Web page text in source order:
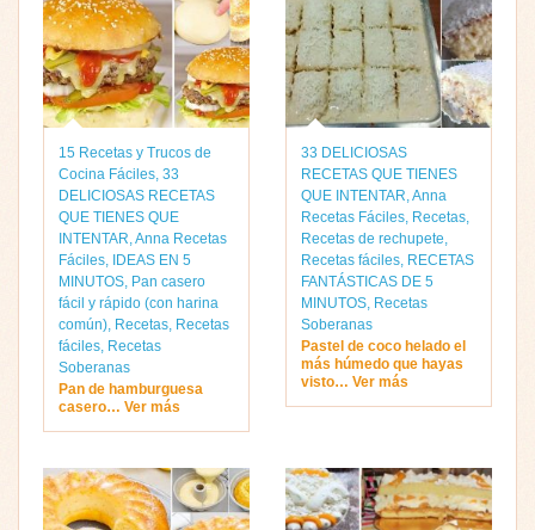
15 Recetas y Trucos de
Cocina Fáciles 33
DELICIOSAS RECETAS
QUE TIENES QUE
INTENTAR Anna Recetas
Fáciles IDEAS EN 5
MINUTOS Pan casero
fácil y rápido (con harina
común) Recetas Recetas
fáciles Recetas
Soberanas
Pan de hamburguesa
casero… Ver más
33 DELICIOSAS
RECETAS QUE TIENES
QUE INTENTAR Anna
Recetas Fáciles Recetas
Recetas de rechupete
Recetas fáciles RECETAS
FANTÁSTICAS DE 5
MINUTOS Recetas
Soberanas
Pastel de coco helado el
más húmedo que hayas
visto… Ver más